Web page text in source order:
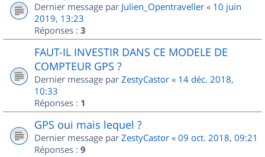
Dernier message par Julien_Opentraveller « 10 juin
2019, 13:23
Réponses : 3
FAUT-IL INVESTIR DANS CE MODELE DE
COMPTEUR GPS ?
Dernier message par ZestyCastor « 14 déc. 2018,
10:33
Réponses : 1
GPS oui mais lequel ?
Dernier message par ZestyCastor « 09 oct. 2018, 09:21
Réponses : 9